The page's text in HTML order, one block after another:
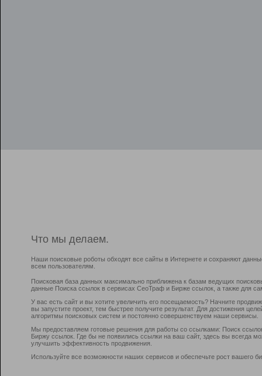
Что мы делаем.
Наши поисковые роботы обходят все сайты в Интернете и сохраняют
всем пользователям.
Поисковая база данных максимально приближена к базам ведущих
данные Поиска ссылок в сервисах СеоТраф и Бирже ссылок, а также для
У вас есть сайт и вы хотите увеличить его посещаемость? Начните
вы запустите проект, тем быстрее получите результат. Для достижения
алгоритмы поисковых систем и постоянно совершенствуем наши сервисы.
Мы предоставляем готовые решения для работы со ссылками: Поиск
Биржу ссылок. Где бы не появились ссылки на ваш сайт, здесь вы всегда
улучшить эффективность продвижения.
Используйте все возможности наших сервисов и обеспечьте рост вашего